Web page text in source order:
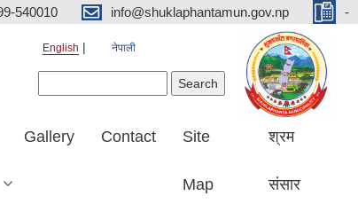
540010 info@shuklaphantamun.gov.np -
English नेपाली
Gallery Contact Site
Map
श्रम
संसार